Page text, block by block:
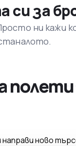
си за
ни кажи
ново